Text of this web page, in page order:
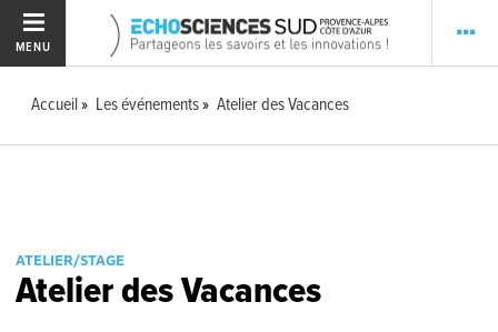
MENU
Accueil Les événements Atelier des Vacances
ATELIER/STAGE
Atelier des Vacances